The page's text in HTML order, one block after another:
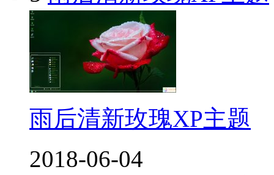
雨后清新玫瑰XP主题
2018-06-04